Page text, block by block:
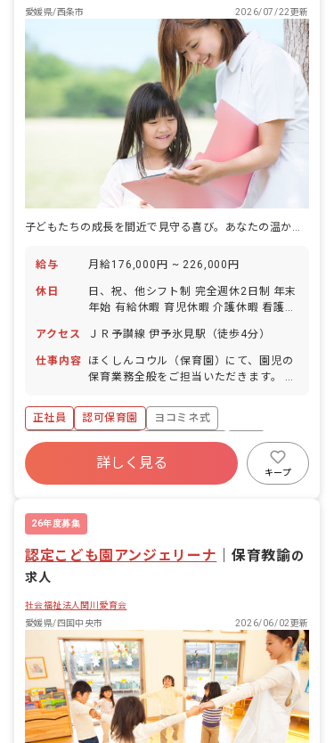
愛媛県/西条市
2026/07/22更新
給与 月給176,000円 ~ 226,000円
休日
日、祝、他シフト制 完全週休2日制 年末
年始 有給休暇 育児休暇 介護休暇 看護休
アクセス
ＪＲ予讃線 伊予氷見駅（徒歩4分）
仕事内容
ほくしんコウル（保育園）にて、園児の
保育業務全般をご担当いただきます。 年
を対象とした保育施設です。 ■保育方
針：ヨコミネ式保育 ■園児年齢層：3～5
歳児
正社員 認可保育園
ヨコミネ式
ボーナス・賞与あり
社会保険完備
昇給昇進あり
詳しく見る
キープ
26年度募集
認定こども園アンジェリーナ 保育教諭の
求人
社会福祉法人関川愛育会
愛媛県/四国中央市
2026/06/02更新